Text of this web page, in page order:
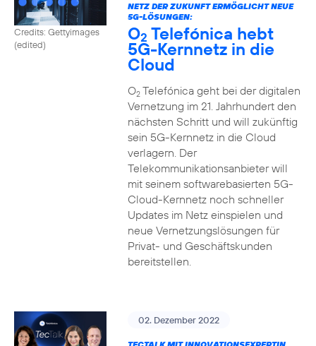
Credits: Gettyimages
(edited)
NETZ DER ZUKUNFT ERMÖGLICHT NEUE
5G-LÖSUNGEN:
O2 Telefónica hebt
5G-Kernnetz in die
Cloud
O2Telefónica geht bei der digitalen
Vernetzung im 21. Jahrhundert den
nächsten Schritt und will zukünftig
sein 5G-Kernnetz in die Cloud
verlagern. Der
Telekommunikationsanbieter will
mit seinem softwarebasierten 5G-
Cloud-Kernnetz noch schneller
Updates im Netz einspielen und
neue Vernetzungslösungen für
Privat- und Geschäftskunden
bereitstellen.
02. Dezember 2022